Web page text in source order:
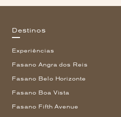
Destinos
Experiências
Fasano Angra dos Reis
Fasano Belo Horizonte
Fasano Boa Vista
Fasano Fifth Avenue